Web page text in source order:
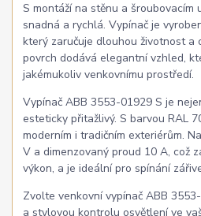
S montáží na stěnu a šroubovacím
snadná a rychlá. Vypínač je
který zaručuje dlouhou životnost a
povrch dodává elegantní vzhled,
jakémukoliv venkovnímu prostředí.
Vypínač ABB 3553-01929 S je
esteticky přitažlivý. S barvou RAL
moderním i tradičním exteriérům.
V a dimenzovaný proud 10 A, což
výkon, a je ideální pro spínání
Zvolte venkovní vypínač ABB
a stylovou kontrolu osvětlení ve